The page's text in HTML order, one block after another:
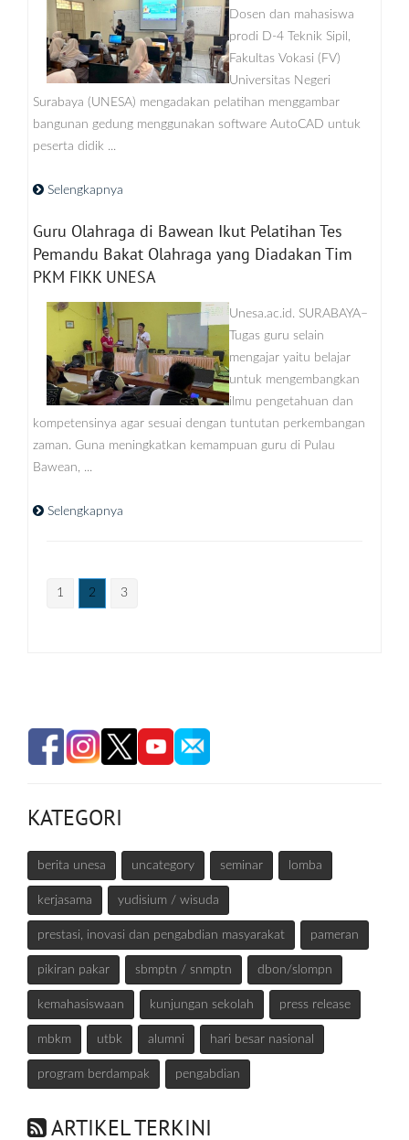
Dosen dan mahasiswa
prodi D-4 Teknik Sipil,
Fakultas Vokasi (FV)
Universitas Negeri
Surabaya (UNESA) mengadakan pelatihan menggambar
bangunan gedung menggunakan software AutoCAD untuk
peserta didik ...
Selengkapnya
Guru Olahraga di Bawean Ikut Pelatihan Tes
Pemandu Bakat Olahraga yang Diadakan Tim
PKM FIKK UNESA
Unesa.ac.id. SURABAYA–
Tugas guru selain
mengajar yaitu belajar
untuk mengembangkan
ilmu pengetahuan dan
kompetensinya agar sesuai dengan tuntutan perkembangan
zaman. Guna meningkatkan kemampuan guru di Pulau
Bawean, ...
Selengkapnya
1 2 3
KATEGORI
berita unesa uncategory seminar lomba
kerjasama yudisium / wisuda
prestasi, inovasi dan pengabdian masyarakat pameran
pikiran pakar sbmptn / snmptn dbon/slompn
kemahasiswaan kunjungan sekolah press release
mbkm utbk alumni hari besar nasional
program berdampak pengabdian
ARTIKEL TERKINI